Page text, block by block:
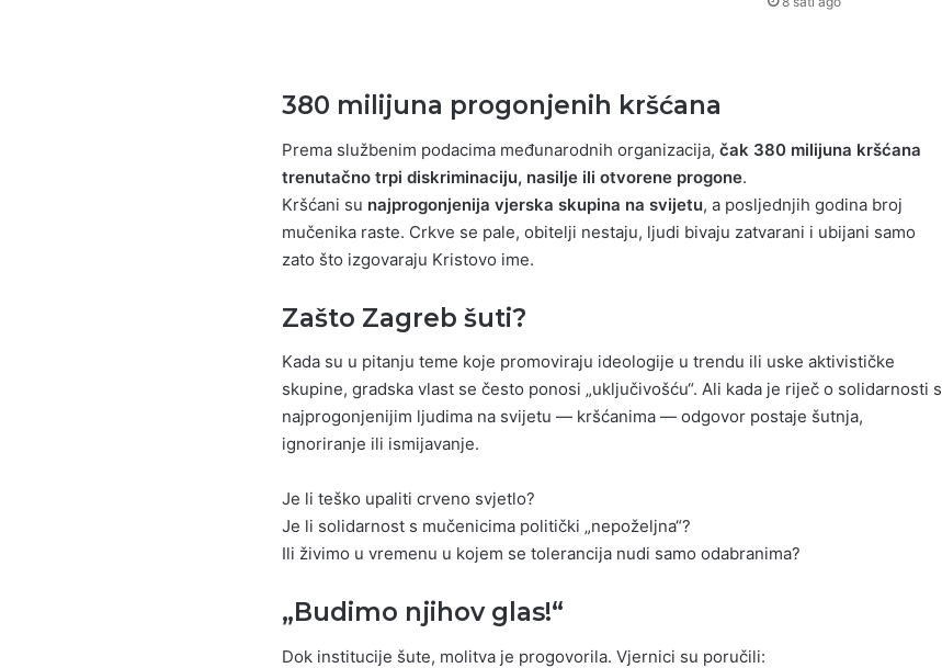
380 milijuna progonjenih kršćana
Prema službenim podacima međunarodnih organizacija, čak 380 milijuna kršćana
trenutačno trpi diskriminaciju, nasilje ili otvorene progone.
Kršćani su najprogonjenija vjerska skupina na svijetu, a posljednjih godina broj
mučenika raste. Crkve se pale, obitelji nestaju, ljudi bivaju zatvarani i ubijani samo
zato što izgovaraju Kristovo ime.
Zašto Zagreb šuti?
Kada su u pitanju teme koje promoviraju ideologije u trendu ili uske aktivističke
skupine, gradska vlast se često ponosi „uključivošću“. Ali kada je riječ o solidarnosti s
najprogonjenijim ljudima na svijetu — kršćanima — odgovor postaje šutnja,
ignoriranje ili ismijavanje.
Je li teško upaliti crveno svjetlo?
Je li solidarnost s mučenicima politički „nepoželjna“?
Ili živimo u vremenu u kojem se tolerancija nudi samo odabranima?
„Budimo njihov glas!“
Dok institucije šute, molitva je progovorila. Vjernici su poručili: